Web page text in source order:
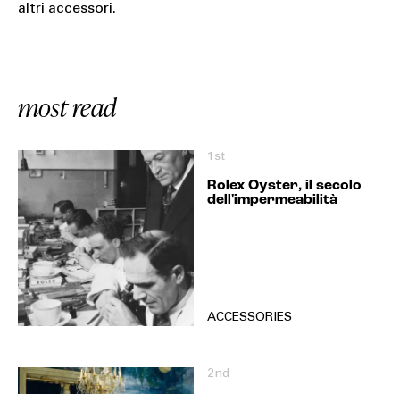
altri accessori.
most read
1st
Rolex Oyster, il secolo
dell'impermeabilità
ACCESSORIES
2nd